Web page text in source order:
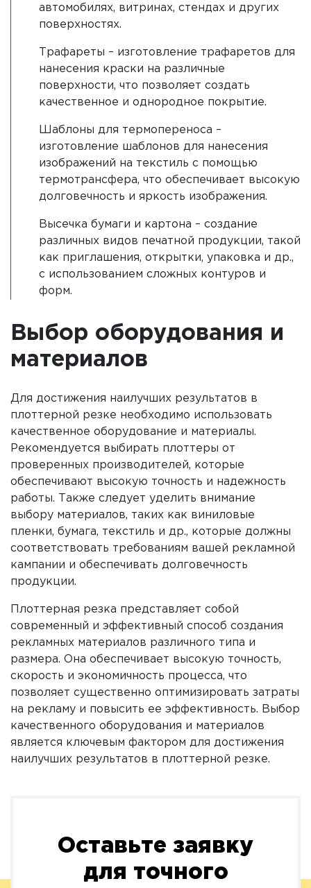
автомобилях, витринах, стендах и других
поверхностях.
Трафареты – изготовление трафаретов для
нанесения краски на различные
поверхности, что позволяет создать
качественное и однородное покрытие.
Шаблоны для термопереноса –
изготовление шаблонов для нанесения
изображений на текстиль с помощью
термотрансфера, что обеспечивает высокую
долговечность и яркость изображения.
Высечка бумаги и картона – создание
различных видов печатной продукции, такой
как приглашения, открытки, упаковка и др.,
с использованием сложных контуров и
форм.
Выбор оборудования и
материалов
Для достижения наилучших результатов в
плоттерной резке необходимо использовать
качественное оборудование и материалы.
Рекомендуется выбирать плоттеры от
проверенных производителей, которые
обеспечивают высокую точность и надежность
работы. Также следует уделить внимание
выбору материалов, таких как виниловые
пленки, бумага, текстиль и др., которые должны
соответствовать требованиям вашей рекламной
кампании и обеспечивать долговечность
продукции.
Плоттерная резка представляет собой
современный и эффективный способ создания
рекламных материалов различного типа и
размера. Она обеспечивает высокую точность,
скорость и экономичность процесса, что
позволяет существенно оптимизировать затраты
на рекламу и повысить ее эффективность. Выбор
качественного оборудования и материалов
является ключевым фактором для достижения
наилучших результатов в плоттерной резке.
Оставьте заявку
для точного